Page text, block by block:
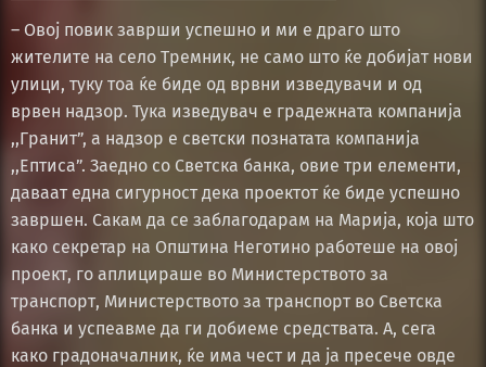
– Овој повик заврши успешно и ми е драго што
жителите на село Тремник, не само што ќе добијат нови
улици, туку тоа ќе биде од врвни изведувачи и од
врвен надзор. Тука изведувач е градежната компанија
,,Гранит”, а надзор е светски познатата компанија
,,Ептиса”. Заедно со Светска банка, овие три елементи,
даваат една сигурност дека проектот ќе биде успешно
завршен. Сакам да се заблагодарам на Марија, која што
како секретар на Општина Неготино работеше на овој
проект, го аплицираше во Министерството за
транспорт, Министерството за транспорт во Светска
банка и успеавме да ги добиеме средствата. А, сега
како градоначалник, ќе има чест и да ја пресече овде